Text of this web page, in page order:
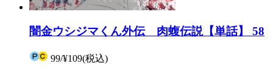
闇金ウシジマくん外伝 肉蝮伝説【単話】 58
99/¥109(税込)